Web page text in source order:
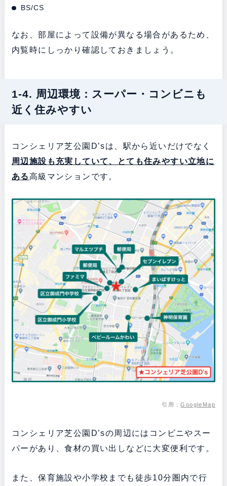
BS/CS
なお、部屋によって設備が異なる場合があるため、
内覧時にしっかり確認しておきましょう。
1-4. 周辺環境：スーパー・コンビニも
近く住みやすい
コンシェリア芝公園D’sは、駅から近いだけでなく
周辺施設も充実していて、とても住みやすい立地に
ある高級マンションです。
引用：GoogleMap
コンシェリア芝公園D’sの周辺にはコンビニやスー
パーがあり、食材の買い出しなどに大変便利です。
また、保育施設や小学校までも徒歩10分圏内で行